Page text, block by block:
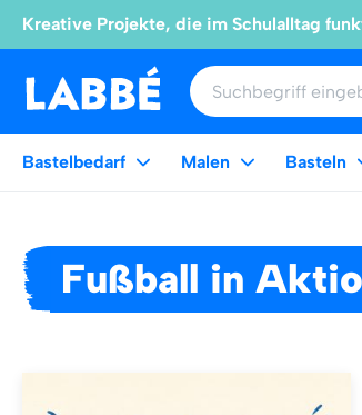
Kreative Projekte, die im Schulalltag
Bastelbedarf Malen Basteln
Fußball in